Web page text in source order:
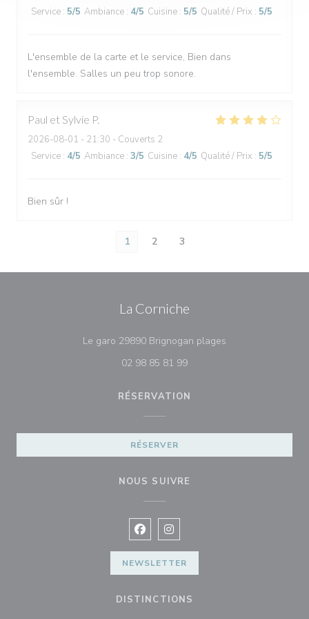
Service : 5/5 Ambiance : 4/5 Cuisine : 5/5 Qualité / Prix : 5/5
L'ensemble de la carte et le service, Bien dans
l'ensemble. Salles un peu trop sonore.
Paul et Sylvie P
2026-08-01 - 21:30 - Couverts 2
Service : 4/5 Ambiance : 3/5 Cuisine : 4/5 Qualité / Prix : 5/5
Bien sûr !
1 2 3
La Corniche
Le garo 29890 Brignogan plages
02 98 85 81 99
RÉSERVATION
RÉSERVER
NOUS SUIVRE
Facebook ((ouvre une nouvelle
Instagram ((ouvre une
NEWSLETTER
DISTINCTIONS